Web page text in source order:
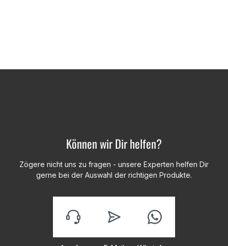
Können wir Dir helfen?
Zögere nicht uns zu fragen - unsere Experten helfen Dir
gerne bei der Auswahl der richtigen Produkte.